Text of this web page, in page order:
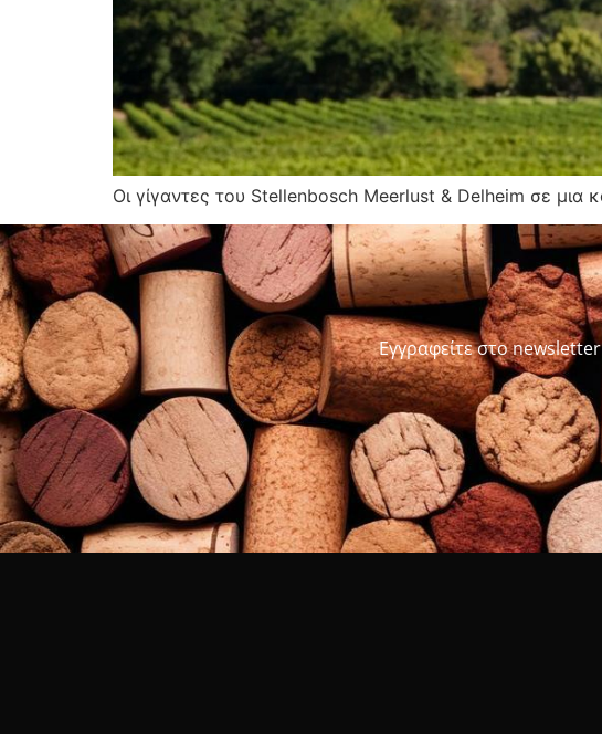
Οι γίγαντες του Stellenbosch Meerlust & Delheim σε μια
Εγγραφείτε στο